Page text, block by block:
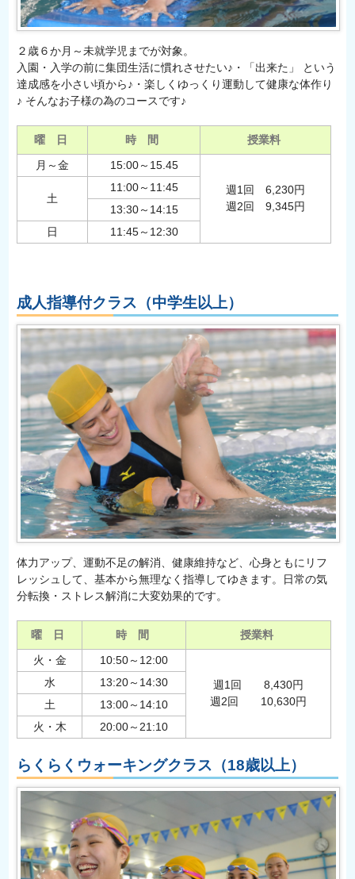
２歳６か月～未就学児までが対象。
入園・入学の前に集団生活に慣れさせたい♪・「出来た」 という
達成感を小さい頃から♪・楽しくゆっくり運動して健康な体作り
♪ そんなお子様の為のコースです♪
曜 日 時 間
授業料
月～金
15:00～15.45
週1回 6,230円
週2回 9,345円
土
11:00～11:45
13:30～14:15
日
11:45～12:30
成人指導付クラス（中学生以上）
体力アップ、運動不足の解消、健康維持など、心身ともにリフ
レッシュして、基本から無理なく指導してゆきます。日常の気
分転換・ストレス解消に大変効果的です。
曜 日 時 間
授業料
火・金
10:50～12:00
週1回 8,430円
週2回 10,630円
水
13:20～14:30
土
13:00～14:10
火・木
20:00～21:10
らくらくウォーキングクラス（18歳以上）